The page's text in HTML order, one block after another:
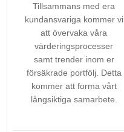
Tillsammans med era
kundansvariga kommer vi
att övervaka våra
värderingsprocesser
samt trender inom er
försäkrade portfölj. Detta
kommer att forma vårt
långsiktiga samarbete.